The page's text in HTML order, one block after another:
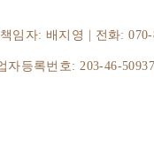
자: 배지영 | 전화: 070-
자등록번호:203-46-50937